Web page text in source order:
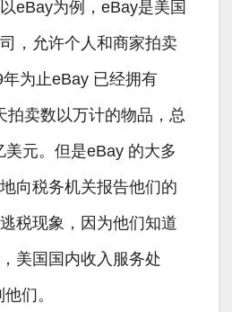
eBay为例，eBay是美国
，允许个人和商家拍卖
为止eBay 已经拥有
拍卖数以万计的物品，总
元。但是eBay 的大多
向税务机关报告他们的
税现象，因为他们知道
美国国内收入服务处
们。